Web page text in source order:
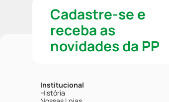
Cadastre-se e
receba as
novidades da PP
Institucional
História